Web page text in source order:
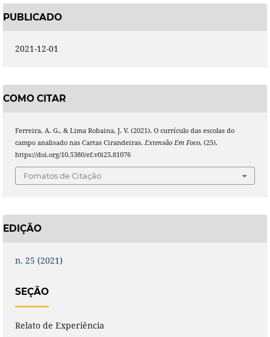
PUBLICADO
2021-12-01
COMO CITAR
Ferreira, A. G., & Lima Robaina, J. V. (2021). O currículo das escolas do
campo analisado nas Cartas Cirandeiras. Extensão Em Foco, (25).
https://doi.org/10.5380/ef.v0i25.81076
Fomatos de Citação
EDIÇÃO
n. 25 (2021)
SEÇÃO
Relato de Experiência